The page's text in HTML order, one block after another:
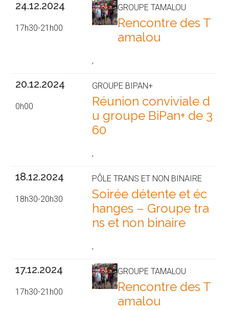
24.12.2024
17h30-21h00
GROUPE TAMALOU
Rencontre des T
amalou
,
20.12.2024
0h00
GROUPE BIPAN+
Réunion conviviale d
u groupe BiPan+ de 3
60
,
18.12.2024
18h30-20h30
PÔLE TRANS ET NON BINAIRE
Soirée détente et éc
hanges – Groupe tra
ns et non binaire
,
17.12.2024
17h30-21h00
GROUPE TAMALOU
Rencontre des T
amalou